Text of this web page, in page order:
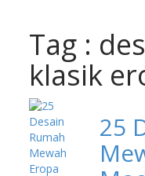
Tag :
klasik
25